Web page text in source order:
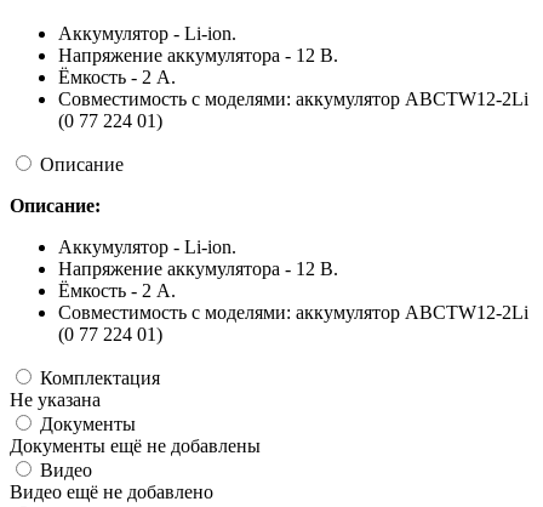
Аккумулятор - Li-ion.
Напряжение аккумулятора - 12 В.
Ёмкость - 2 А.
Совместимость с моделями: аккумулятор ABCTW12-2Li
(0 77 224 01)
Описание
Описание:
Аккумулятор - Li-ion.
Напряжение аккумулятора - 12 В.
Ёмкость - 2 А.
Совместимость с моделями: аккумулятор ABCTW12-2Li
(0 77 224 01)
Комплектация
Не указана
Документы
Документы ещё не добавлены
Видео
Видео ещё не добавлено